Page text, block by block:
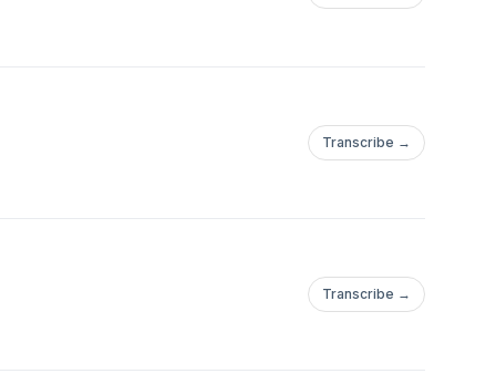
Transcribe →
Transcribe →